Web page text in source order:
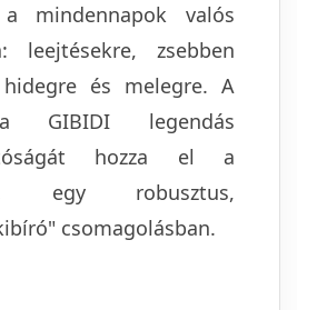
mindennapok valós
leejtésekre, zsebben
hidegre és melegre. A
GIBIDI legendás
hozza el a
egy robusztus,
csomagolásban.